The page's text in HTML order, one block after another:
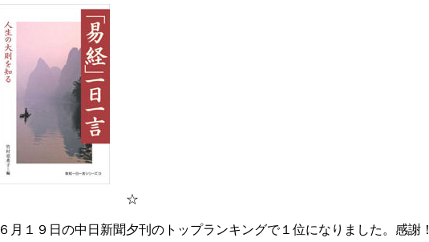
☆
６月１９日の中日新聞夕刊のトップランキングで１位になりました。感謝！